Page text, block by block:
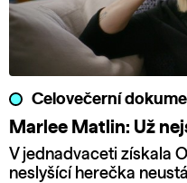
Celovečerní
Marlee Matlin: Už
V jednadvaceti získala
neslyšící herečka